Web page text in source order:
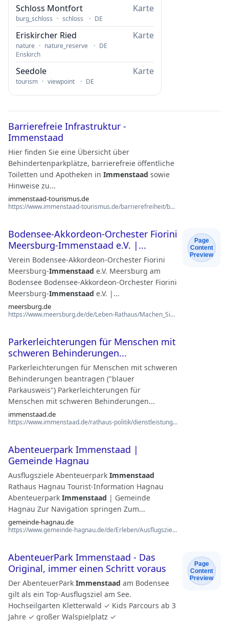
Schloss Montfort
burg_schloss · schloss · DE
Karte
Eriskircher Ried
nature · nature_reserve · DE
Eriskirch
Karte
Seedole
tourism · viewpoint · DE
Karte
Barrierefreie Infrastruktur -
Immenstaad
Hier finden Sie eine Übersicht über
Behindertenparkplätze, barrierefreie öffentliche
Toiletten und Apotheken in Immenstaad sowie
Hinweise zu...
immenstaad-tourismus.de
https://www.immenstaad-tourismus.de/barrierefreiheit/barrierefreie-infrastruktur
Bodensee-Akkordeon-Orchester Fiorini
Meersburg-Immenstaad e.V. |...
Verein Bodensee-Akkordeon-Orchester Fiorini
Meersburg-Immenstaad e.V. Meersburg am
Bodensee Bodensee-Akkordeon-Orchester Fiorini
Meersburg-Immenstaad e.V. |...
meersburg.de
https://www.meersburg.de/de/Leben-Rathaus/Machen_Sie_mit/Vereine/Verein?id=6&item=club&vie…
Page
Content
Preview
Parkerleichterungen für Menschen mit
schweren Behinderungen...
Parkerleichterungen für Menschen mit schweren
Behinderungen beantragen ("blauer
Parkausweis") Parkerleichterungen für
Menschen mit schweren Behinderungen...
immenstaad.de
https://www.immenstaad.de/rathaus-politik/dienstleistungen-formulare/dienstleistungen-serv…
Abenteuerpark Immenstaad |
Gemeinde Hagnau
Ausflugsziele Abenteuerpark Immenstaad
Rathaus Hagnau Tourist-Information Hagnau
Abenteuerpark Immenstaad | Gemeinde
Hagnau Zur Navigation springen Zum...
gemeinde-hagnau.de
https://www.gemeinde-hagnau.de/de/Erleben/Ausflugsziele/Alle-Ausflugsziele?id=29&item=trip…
AbenteuerPark Immenstaad - Das
Original, immer einen Schritt voraus
Der AbenteuerPark Immenstaad am Bodensee
gilt als ein Top-Ausflugsziel am See.
Hochseilgarten Kletterwald ✓ Kids Parcours ab 3
Jahre ✓ großer Walspielplatz ✓
Page
Content
Preview